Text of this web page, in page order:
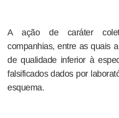
A ação de caráter
companhias, entre as quais
de qualidade inferior à
falsificados dados por
esquema.